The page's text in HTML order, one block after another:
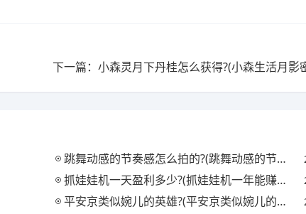
跳舞动感的节奏感怎么拍的?(跳舞动感的节奏感怎么拍的视频)
抓娃娃机一天盈利多少?(抓娃娃机一年能赚多少钱)
平安京类似婉儿的英雄?(平安京类似婉儿的英雄名字)